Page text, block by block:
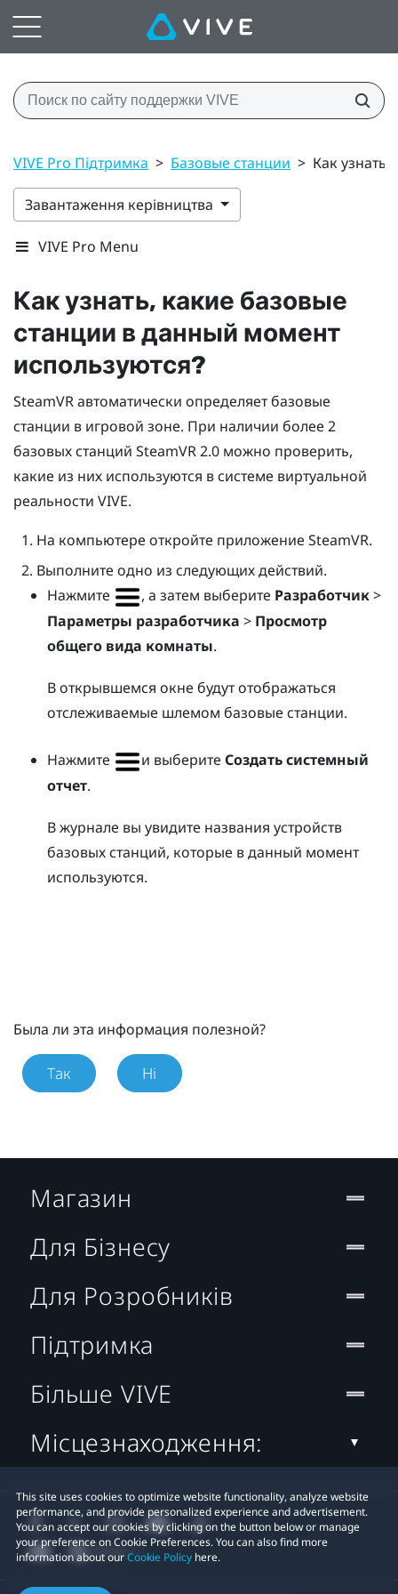
VIVE Pro Підтримка > Базовые станции > Как
Завантаження керівництва
VIVE Pro Menu
Как узнать, какие базовые
станции в данный момент
используются?
SteamVRавтоматически определяет базовые
станции в игровой зоне. При наличии более 2
базовых станций SteamVR2.0 можно проверить,
какие из них используются в системе виртуальной
реальности VIVE.
На компьютере откройте приложение SteamVR.
Выполните одно из следующих действий.
Нажмите
, а затем выберите Разработчик>
Параметры разработчика > Просмотр
общего вида комнаты.
В открывшемся окне будут отображаться
отслеживаемые шлемом базовые станции.
Нажмите и выберитеСоздать системный
отчет.
В журнале вы увидите названия устройств
базовых станций, которые в данный момент
используются.
Была ли эта информация полезной?
Так Ні
This site uses cookies to optimize website functionality, analyze website
performance, and provide personalized experience and advertisement.
You can accept our cookies by clicking on the button below or manage
your preference on Cookie Preferences. You can also find more
information about ourCookie Policy here.
Магазин
Для Бізнесу
Для Розробників
Підтримка
Більше VIVE
Місцезнаходження: